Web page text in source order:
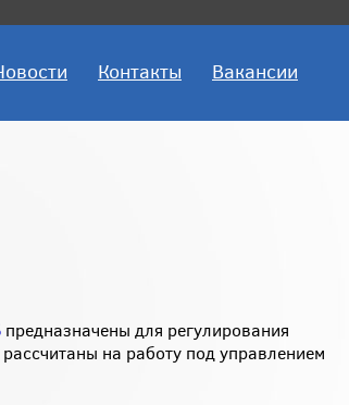
Контакты Вакансии
предназначены для регулирования
на работу под управлением